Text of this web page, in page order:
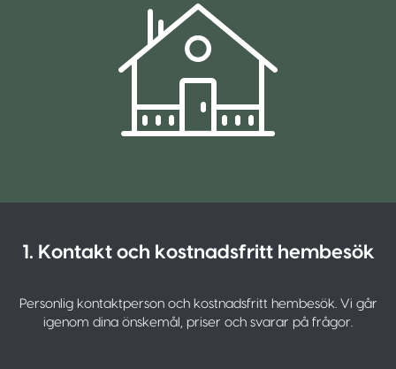
1. Kontakt och kostnadsfritt hembesök
Personlig kontaktperson och kostnadsfritt hembesök. Vi går
igenom dina önskemål, priser och svarar på frågor.